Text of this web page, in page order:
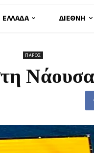
ΕΛΛΆΔΑ ΔΙΕΘΝΉ
ΠΆΡΟΣ